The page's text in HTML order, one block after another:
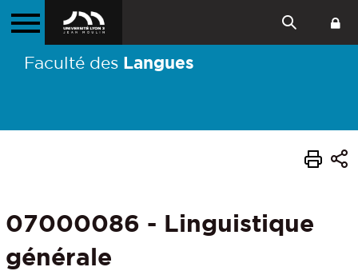
Faculté des Langues
07000086 - Linguistique
générale